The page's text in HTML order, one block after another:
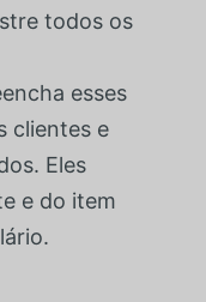
todos os
esses
clientes e
Eles
e do item